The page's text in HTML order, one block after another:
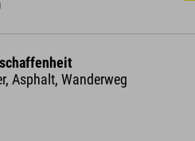
Asphalt, Wanderweg